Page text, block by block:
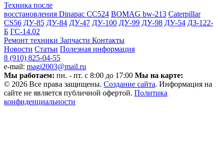
Техника после
восстановления Dinapac СС524 BOMAG bw-213 Caterpillar
CS56 ДУ-85 ДУ-84 ДУ-47 ДУ-100 ДУ-99 ДУ-98 ДУ-54 ДЗ-122-
Б ГС-14.02
Ремонт техники Запчасти Контакты
Новости Статьи Полезная информация
8 (910) 825-04-55
e-mail: magi2003@mail.ru
Мы работаем: пн. - пт. с 8:00 до 17:00 Мы на карте:
© 2026 Все права защищены. Создание сайта. Информация на
сайте не является публичной офертой. Политика
конфиденциальности